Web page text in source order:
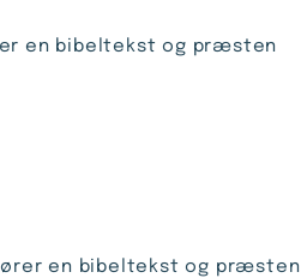
en bibeltekst og præsten
en bibeltekst og præsten